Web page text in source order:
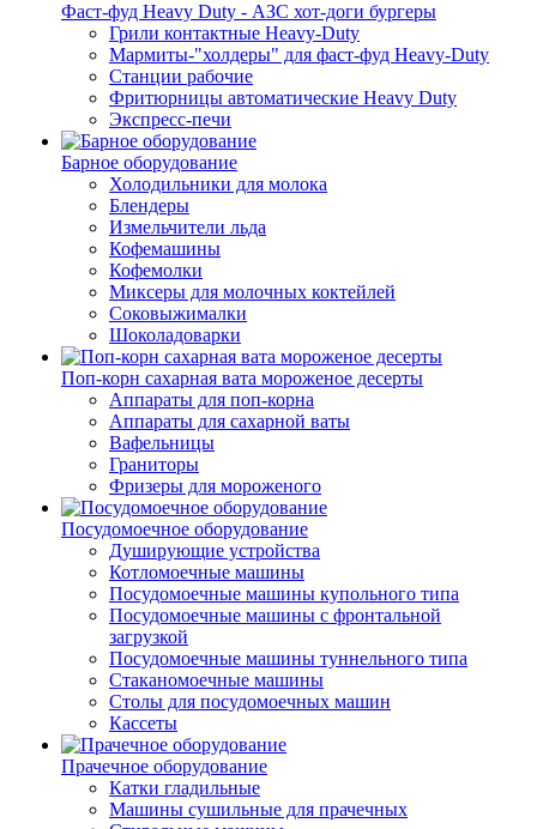
Фаст-фуд Heavy Duty - АЗС хот-доги бургеры
Грили контактные Heavy-Duty
Мармиты-"холдеры" для фаст-фуд Heavy-Duty
Станции рабочие
Фритюрницы автоматические Heavy Duty
Экспресс-печи
Барное оборудование
Холодильники для молока
Блендеры
Измельчители льда
Кофемашины
Кофемолки
Миксеры для молочных коктейлей
Соковыжималки
Шоколадоварки
Поп-корн сахарная вата мороженое десерты
Аппараты для поп-корна
Аппараты для сахарной ваты
Вафельницы
Граниторы
Фризеры для мороженого
Посудомоечное оборудование
Душирующие устройства
Котломоечные машины
Посудомоечные машины купольного типа
Посудомоечные машины с фронтальной
загрузкой
Посудомоечные машины туннельного типа
Стаканомоечные машины
Столы для посудомоечных машин
Кассеты
Прачечное оборудование
Катки гладильные
Машины сушильные для прачечных